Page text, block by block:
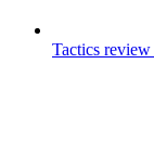
Tactics